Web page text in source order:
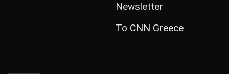
Newsletter
Το CNN Greece